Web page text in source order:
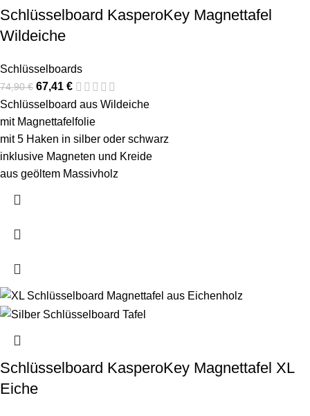
Schlüsselboard KasperoKey Magnettafel
Wildeiche
Schlüsselboards
74,90€ 67,41 €
Schlüsselboard aus Wildeiche
mit Magnettafelfolie
mit 5 Haken in silber oder schwarz
inklusive Magneten und Kreide
aus geöltem Massivholz
Schlüsselboard KasperoKey Magnettafel XL
Eiche